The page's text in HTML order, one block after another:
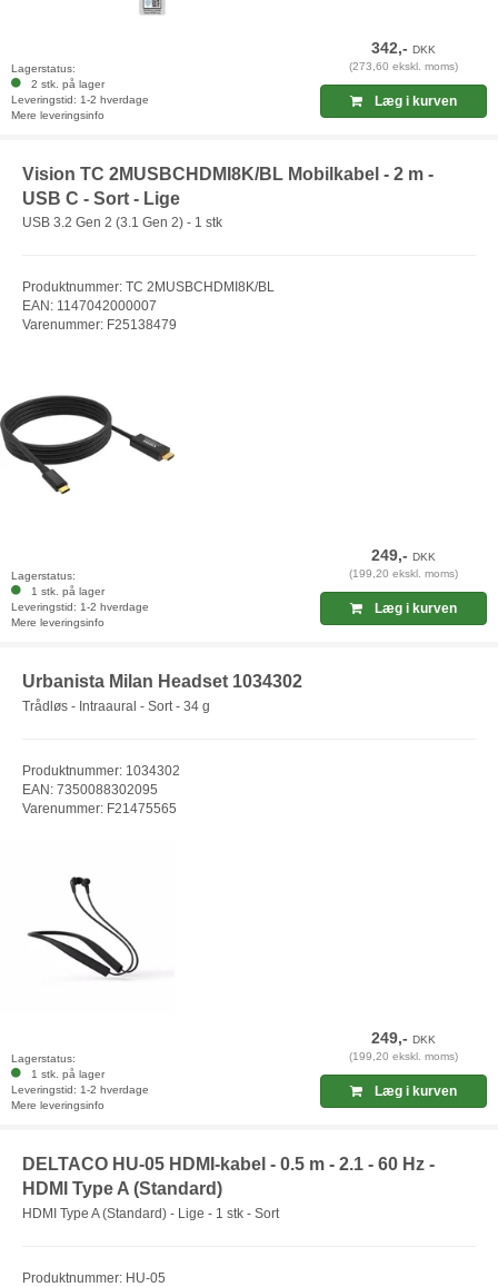
Lagerstatus:
2 stk. på lager
Leveringstid: 1-2 hverdage
Mere leveringsinfo
342,-DKK
(273,60 ekskl. moms)
Læg i kurven
Vision TC 2MUSBCHDMI8K/BL Mobilkabel - 2 m -
USB C - Sort - Lige
USB 3.2 Gen 2 (3.1 Gen 2) - 1 stk
Produktnummer: TC 2MUSBCHDMI8K/BL
EAN: 1147042000007
Varenummer: F25138479
Lagerstatus:
1 stk. på lager
Leveringstid: 1-2 hverdage
Mere leveringsinfo
249,-DKK
(199,20 ekskl. moms)
Læg i kurven
Urbanista Milan Headset 1034302
Trådløs - Intraaural - Sort - 34 g
Produktnummer: 1034302
EAN: 7350088302095
Varenummer: F21475565
Lagerstatus:
1 stk. på lager
Leveringstid: 1-2 hverdage
Mere leveringsinfo
249,-DKK
(199,20 ekskl. moms)
Læg i kurven
DELTACO HU-05 HDMI-kabel - 0.5 m - 2.1 - 60 Hz -
HDMI Type A (Standard)
HDMI Type A (Standard) - Lige - 1 stk - Sort
Produktnummer: HU-05